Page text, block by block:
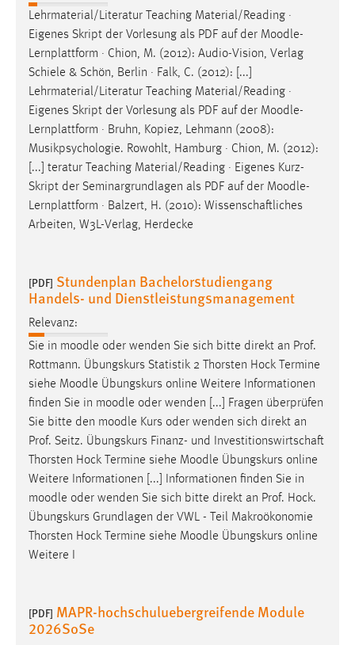
Lehrmaterial/Literatur Teaching Material/Reading ·
Eigenes Skript der Vorlesung als PDF auf der Moodle-
Lernplattform · Chion, M. (2012): Audio-Vision, Verlag
Schiele & Schön, Berlin · Falk, C. (2012): [...]
Lehrmaterial/Literatur Teaching Material/Reading ·
Eigenes Skript der Vorlesung als PDF auf der Moodle-
Lernplattform · Bruhn, Kopiez, Lehmann (2008):
Musikpsychologie. Rowohlt, Hamburg · Chion, M. (2012):
[...] teratur Teaching Material/Reading · Eigenes Kurz-
Skript der Seminargrundlagen als PDF auf der Moodle-
Lernplattform · Balzert, H. (2010): Wissenschaftliches
Arbeiten, W3L-Verlag, Herdecke
[PDF] Stundenplan Bachelorstudiengang
Handels- und Dienstleistungsmanagement
Relevanz:
Sie in moodle oder wenden Sie sich bitte direkt an Prof.
Rottmann. Übungskurs Statistik 2 Thorsten Hock Termine
siehe Moodle Übungskurs online Weitere Informationen
finden Sie in moodle oder wenden [...] Fragen überprüfen
Sie bitte den moodle Kurs oder wenden sich direkt an
Prof. Seitz. Übungskurs Finanz- und Investitionswirtschaft
Thorsten Hock Termine siehe Moodle Übungskurs online
Weitere Informationen [...] Informationen finden Sie in
moodle oder wenden Sie sich bitte direkt an Prof. Hock.
Übungskurs Grundlagen der VWL - Teil Makroökonomie
Thorsten Hock Termine siehe Moodle Übungskurs online
Weitere I
[PDF] MAPR-hochschuluebergreifende Module
2026SoSe